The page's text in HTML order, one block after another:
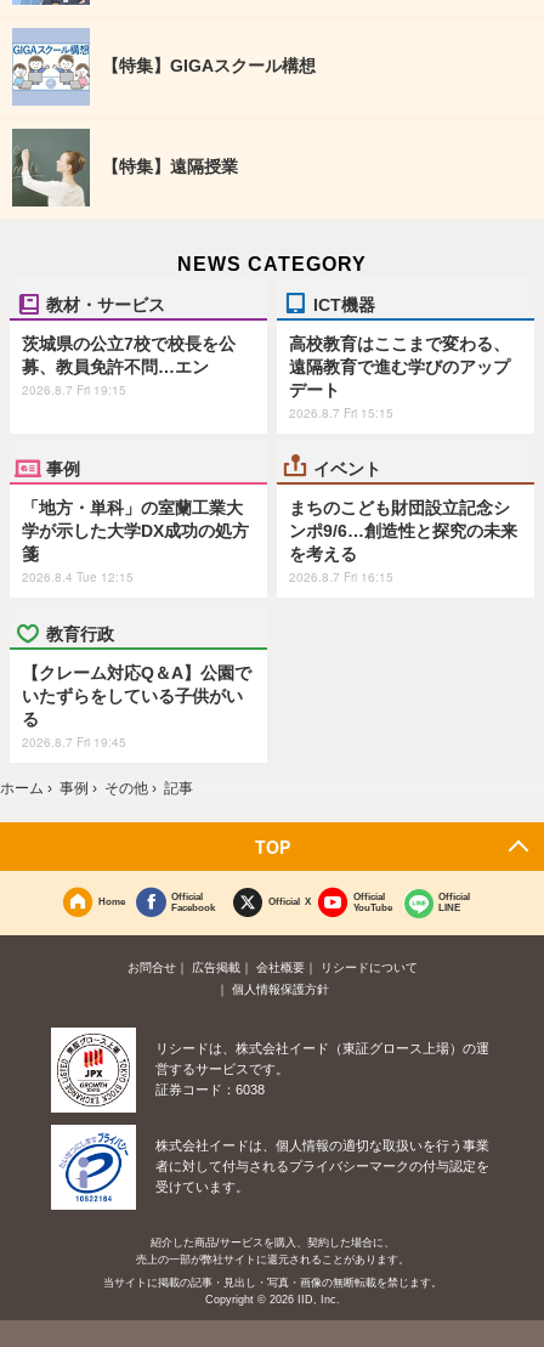
【特集】GIGAスクール構想
【特集】遠隔授業
NEWS CATEGORY
教材・サービス
茨城県の公立7校で校長を公
募、教員免許不問…エン
2026.8.7 Fri 19:15
ICT機器
高校教育はここまで変わる、
遠隔教育で進む学びのアップ
デート
2026.8.7 Fri 15:15
事例
「地方・単科」の室蘭工業大
学が示した大学DX成功の処方
箋
2026.8.4 Tue 12:15
イベント
まちのこども財団設立記念シ
ンポ9/6…創造性と探究の未来
を考える
2026.8.7 Fri 16:15
教育行政
【クレーム対応Q＆A】公園で
いたずらをしている子供がい
る
2026.8.7 Fri 19:45
ホーム › 事例 › その他 › 記事
TOP
Home
Official
Facebook
Official X
Official
YouTube
Official
LINE
お問合せ 広告掲載 会社概要
リシードについて
個人情報保護方針
リシードは、株式会社イード（東証グロース上場）の運
営するサービスです。
証券コード：6038
株式会社イードは、個人情報の適切な取扱いを行う事業
者に対して付与されるプライバシーマークの付与認定を
受けています。
紹介した商品/サービスを購入、契約した場合に、
売上の一部が弊社サイトに還元されることがあります。
当サイトに掲載の記事・見出し・写真・画像の無断転載を禁じます。
Copyright © 2026 IID, Inc.